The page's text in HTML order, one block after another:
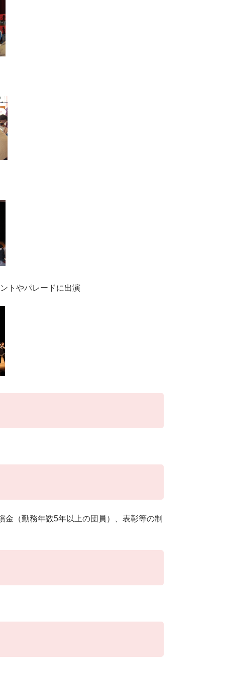
トやパレードに出演
（勤務年数5年以上の団員）、表彰等の制